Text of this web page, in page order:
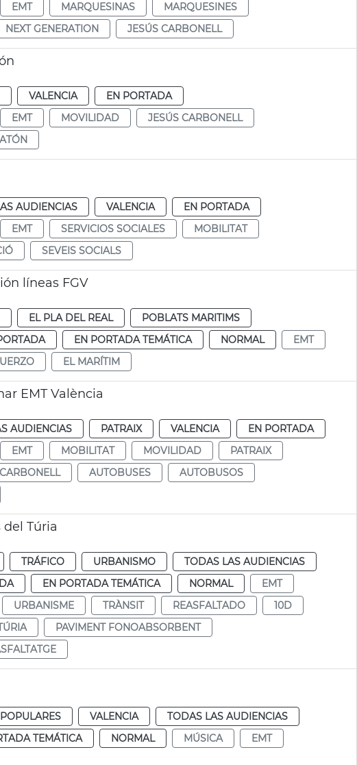
EMT MARQUESINAS
MARQUESINES
NEXT GENERATION JESÚS CARBONELL
VALENCIA
EN PORTADA
EMT MOVILIDAD
JESÚS CARBONELL
AUDIENCIAS VALENCIA
EN PORTADA
EMT SERVICIOS SOCIALES
MOBILITAT
SEVEIS SOCIALS
líneas FGV
EL PLA DEL REAL
POBLATS MARITIMS
EN PORTADA TEMÁTICA NORMAL
EMT
EL MARÍTIM
EMT València
AUDIENCIAS PATRAIX VALENCIA
EN PORTADA
EMT MOBILITAT MOVILIDAD
PATRAIX
AUTOBUSES
AUTOBUSOS
Túria
TRÁFICO URBANISMO
TODAS LAS AUDIENCIAS
EN PORTADA TEMÁTICA NORMAL
EMT
URBANISME TRÀNSIT REASFALTADO
10D
PAVIMENT FONOABSORBENT
VALENCIA
TODAS LAS AUDIENCIAS
TEMÁTICA NORMAL MÚSICA
EMT